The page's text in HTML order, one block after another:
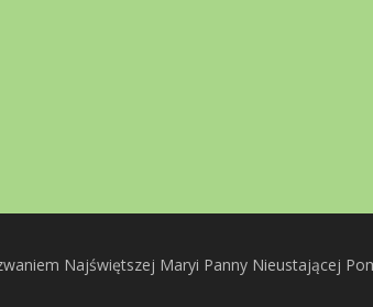
Najświętszej Maryi Panny Nieustającej